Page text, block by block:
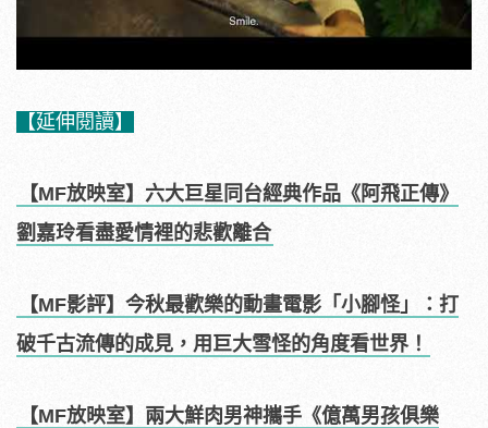
【延伸閱讀】
【MF放映室】六大巨星同台經典作品《阿飛正傳》
劉嘉玲看盡愛情裡的悲歡離合
【MF影評】今秋最歡樂的動畫電影「小腳怪」：打
破千古流傳的成見，用巨大雪怪的角度看世界！
【MF放映室】兩大鮮肉男神攜手《億萬男孩俱樂